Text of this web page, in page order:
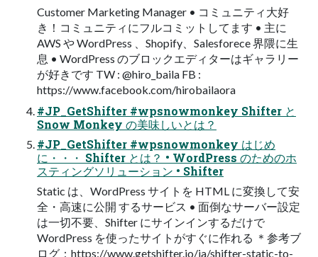
Customer Marketing Manager • コミュニティ大好
き！コミュニティにフルコミットしてます • 主に
AWS や WordPress 、Shopify、Salesforece 界隈に生
息 • WordPress のブロックエディターはギャラリー
が好きです TW : @hiro_baila FB :
https://www.facebook.com/hirobailaora
#JP_GetShifter #wpsnowmonkey Shifter と
Snow Monkey の美味しいとは？
#JP_GetShifter #wpsnowmonkey はじめ
に・・・ Shifter とは？ • WordPress のためのホ
スティングソリューション • Shifter
Static は、WordPress サイトを HTML に変換して安
全・高速に公開 するサービス • 面倒なサーバー設定
は一切不要、Shifter にサインインするだけで
WordPress を使ったサイトがすぐに作れる ＊参考ブ
ログ：https://www.getshifter.io/ja/shifter-static-to-